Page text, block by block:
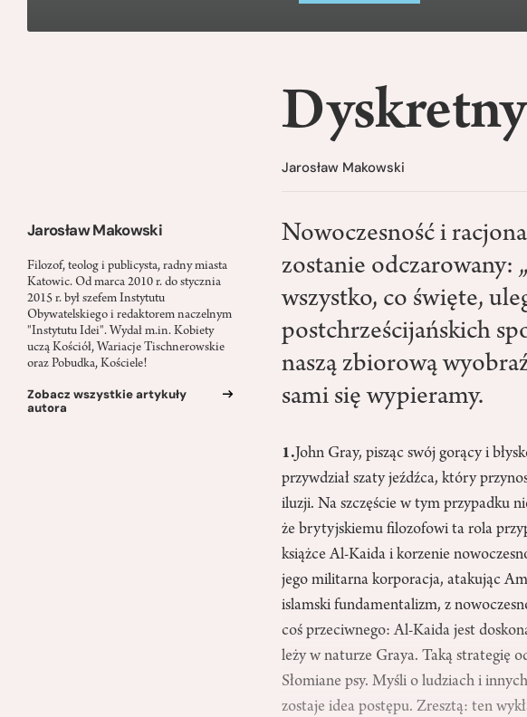
Jarosław Makowski
Filozof, teolog i publicysta, radny miasta
Katowic. Od marca 2010 r. do stycznia
2015 r. był szefem Instytutu
Obywatelskiego i redaktorem naczelnym
"Instytutu Idei". Wydał m.in. Kobiety
uczą Kościół, Wariacje Tischnerowskie
oraz Pobudka, Kościele!
Zobacz wszystkie artykuły
autora
Jarosław Makowski
Nowoczesność i
zostanie odczarowany:
wszystko, co święte,
postchrześcijańskich
naszą zbiorową
sami się wypieramy.
1.John Gray, pisząc swój gorący i
przywdział szaty jeźdźca, który
iluzji. Na szczęście w tym przypadku
że brytyjskiemu filozofowi ta rola
książce Al-Kaida i korzenie
jego militarna korporacja, atakując
islamski fundamentalizm, z
coś przeciwnego: Al-Kaida jest
leży w naturze Graya. Taką strategię
Słomiane psy. Myśli o ludziach i
zostaje idea postępu. Zresztą: ten